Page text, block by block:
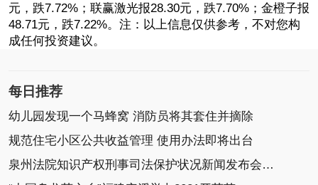
元，跌7.72%；联赢激光报28.30元，跌7.70%；金橙子报
48.71元，跌7.22%。注：以上信息仅供参考，不对您构
成任何投资建议。
每日推荐
幼儿园发现一个马蜂窝 消防员将其套住并摘除
规范住宅小区公共收益管理 使用办法即将出台
泉州法院知识产权刑事司法保护状况新闻发布会召开